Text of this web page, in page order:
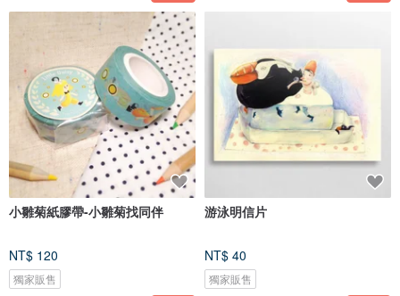
小雛菊紙膠帶-小雛菊找同伴
NT$ 120
獨家販售
游泳明信片
NT$ 40
獨家販售